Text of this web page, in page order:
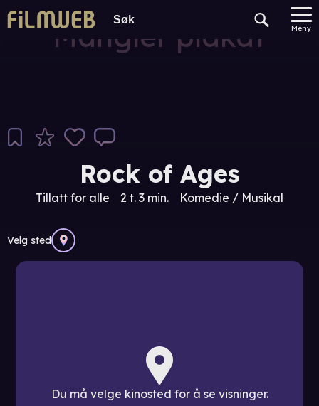
Meny
Mangler plakat
Rock of Ages
Tillatt for alle 2 t. 3 min. Komedie / Musikal
Velg sted
Du må velge kinosted for å se visninger.